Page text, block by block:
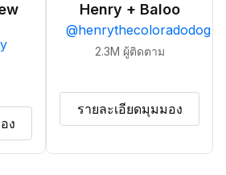
ง
Henry + Baloo
@henrythecoloradodog
2.3M ผู้ติดตาม
รายละเอียดมุมมอง